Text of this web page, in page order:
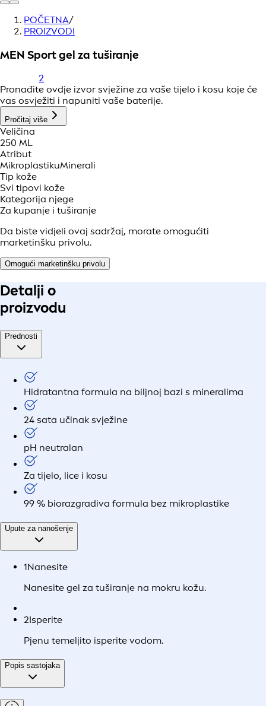
POČETNA/
PROIZVODI
MEN Sport gel za tuširanje
2
Pronađite ovdje izvor svježine za vaše tijelo i kosu koje će
vas osvježiti i napuniti vaše baterije.
Pročitaj više
Veličina
250 ML
Atribut
MikroplastikuMinerali
Tip kože
Svi tipovi kože
Kategorija njege
Za kupanje i tuširanje
Da biste vidjeli ovaj sadržaj, morate omogućiti
marketinšku privolu.
Omogući marketinšku privolu
Detalji o
proizvodu
Prednosti
Hidratantna formula na biljnoj bazi s mineralima
24 sata učinak svježine
pH neutralan
Za tijelo, lice i kosu
99 % biorazgradiva formula bez mikroplastike
Upute za nanošenje
1Nanesite
Nanesite gel za tuširanje na mokru kožu.
2Isperite
Pjenu temeljito isperite vodom.
Popis sastojaka